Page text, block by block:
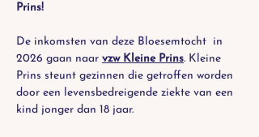
Prins!
De inkomsten van deze Bloesemtocht  in
2026 gaan naar vzw Kleine Prins. Kleine
Prins steunt gezinnen die getroffen worden
door een levensbedreigende ziekte van een
kind jonger dan 18 jaar.